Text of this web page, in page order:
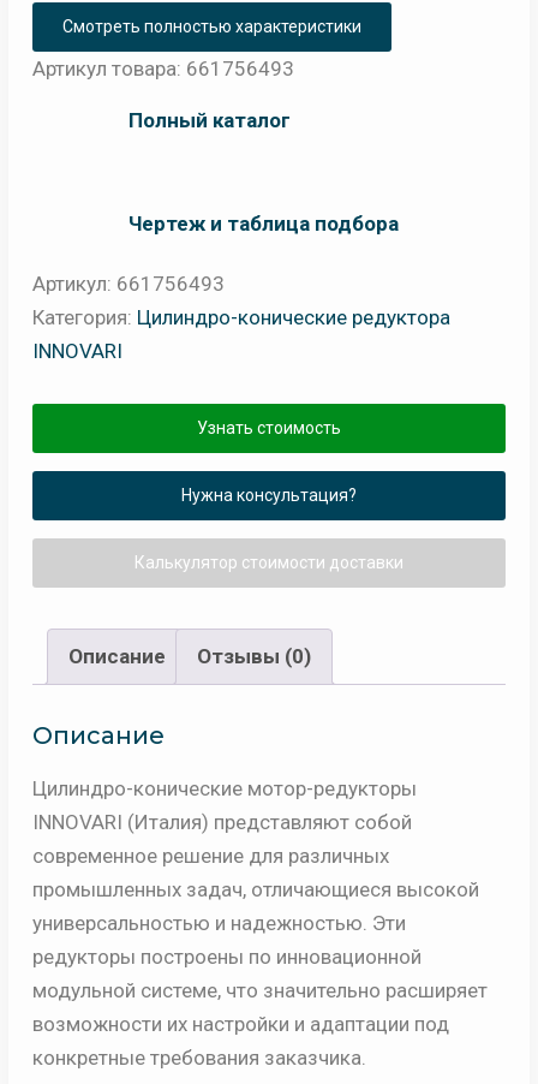
Смотреть полностью характеристики
Артикул товара: 661756493
Полный каталог
Чертеж и таблица подбора
Артикул: 661756493
Категория: Цилиндро-конические редуктора
INNOVARI
Узнать стоимость
Нужна консультация?
Калькулятор стоимости доставки
Описание Отзывы (0)
Описание
Цилиндро-конические мотор-редукторы
INNOVARI (Италия) представляют собой
современное решение для различных
промышленных задач, отличающиеся высокой
универсальностью и надежностью. Эти
редукторы построены по инновационной
модульной системе, что значительно расширяет
возможности их настройки и адаптации под
конкретные требования заказчика.